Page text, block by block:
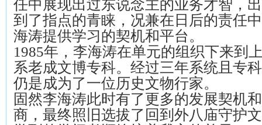
任中展现出过东说念主的业务才智，
到了指点的青睐，况兼在日后的责任
海涛提供学习的契机和平台。
1985年，李海涛在单元的组织下来到
系老成文博专科。经过三年系统且专
仍是成为了一位历史文物行家。
固然李海涛此时有了更多的发展契机
商，最终照旧选拔了回到外八庙守护